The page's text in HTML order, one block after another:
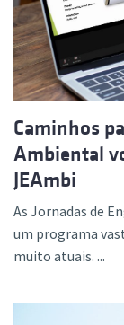
Caminhos
Ambiental
JEAmbi
As Jornadas de
um programa
muito atuais. ...